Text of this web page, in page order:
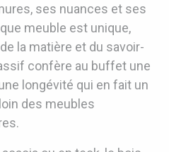
ses nuances et ses
meuble est unique,
la matière et du savoir-
confère au buffet une
longévité qui en fait un
des meubles